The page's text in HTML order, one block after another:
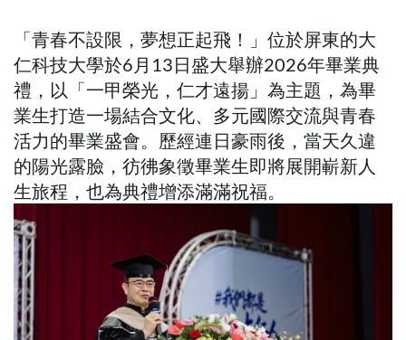
「青春不設限，夢想正起飛！」位於屏東的大
仁科技大學於6月13日盛大舉辦2026年畢業典
禮，以「一甲榮光，仁才遠揚」為主題，為畢
業生打造一場結合文化、多元國際交流與青春
活力的畢業盛會。歷經連日豪雨後，當天久違
的陽光露臉，彷彿象徵畢業生即將展開嶄新人
生旅程，也為典禮增添滿滿祝福。